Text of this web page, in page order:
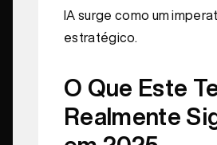
IA surge como um
estratégico.
O Que Este
Realmente